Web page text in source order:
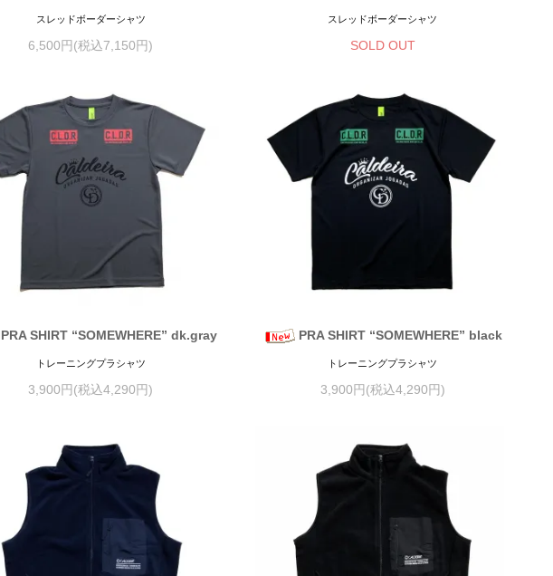
スレッドボーダーシャツ
6,500円(税込7,150円)
スレッドボーダーシャツ
SOLD OUT
PRA SHIRT “SOMEWHERE” dk.gray
トレーニングプラシャツ
3,900円(税込4,290円)
PRA SHIRT “SOMEWHERE” black
トレーニングプラシャツ
3,900円(税込4,290円)